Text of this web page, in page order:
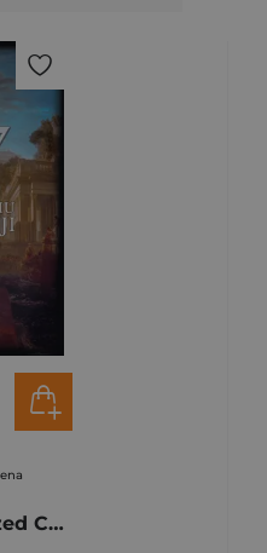
Po roku 1177 przed Chr. O przetrwaniu cywilizacji